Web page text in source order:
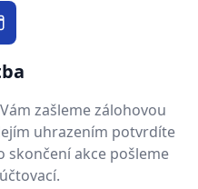
zašleme zálohovou
uhrazením potvrdíte
skončení akce pošleme